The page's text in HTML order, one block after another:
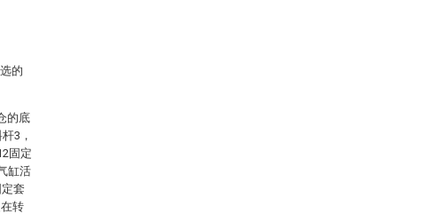
的
的底
3，
固定
缸活
套
转